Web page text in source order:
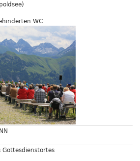
Gottesdienstortes